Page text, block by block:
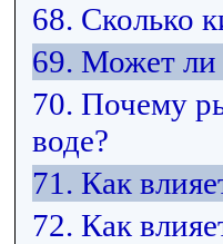
68. Сколько
69. Может ли
70. Почему
воде?
71. Как
72. Как